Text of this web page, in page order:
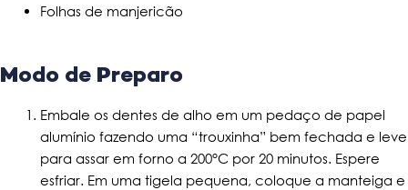
Folhas de manjericão
Modo de Preparo
Embale os dentes de alho em um pedaço de papel
alumínio fazendo uma “trouxinha” bem fechada e leve
para assar em forno a 200°C por 20 minutos. Espere
esfriar. Em uma tigela pequena, coloque a manteiga e